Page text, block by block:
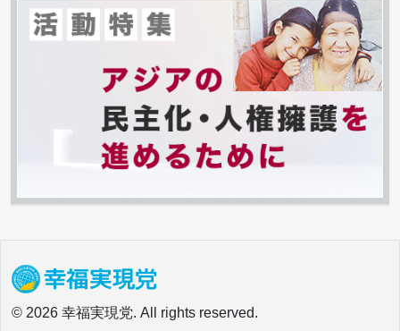
© 2026 幸福実現党. All rights reserved.